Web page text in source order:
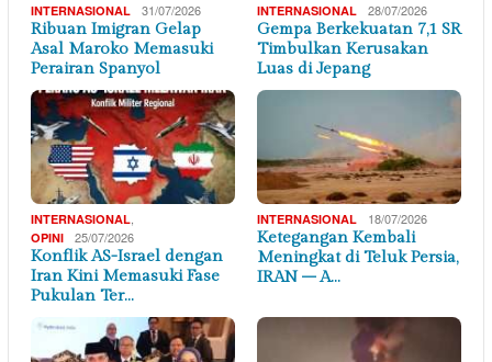
INTERNASIONAL 31/07/2026
Ribuan Imigran Gelap
Asal Maroko Memasuki
Perairan Spanyol
INTERNASIONAL 28/07/2026
Gempa Berkekuatan 7,1 SR
Timbulkan Kerusakan
Luas di Jepang
INTERNASIONAL,
OPINI 25/07/2026
Konflik AS-Israel dengan
Iran Kini Memasuki Fase
Pukulan Ter…
INTERNASIONAL 18/07/2026
Ketegangan Kembali
Meningkat di Teluk Persia,
IRAN – A…